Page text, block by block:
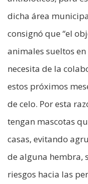
dicha área
consignó que “el
animales sueltos
necesita de la
estos próximos
de celo. Por esta
tengan mascotas
casas, evitando
de alguna hembra,
riesgos hacia las